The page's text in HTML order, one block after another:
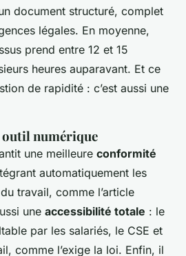
document structuré, complet
légales. En moyenne,
prend entre 12 et 15
heures auparavant. Et ce
de rapidité : c’est aussi une
outil numérique
une meilleure conformité
automatiquement les
travail, comme l’article
une accessibilité totale : le
par les salariés, le CSE et
comme l’exige la loi. Enfin, il